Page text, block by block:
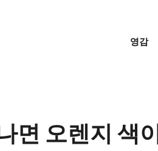
영감
면 오렌지 색